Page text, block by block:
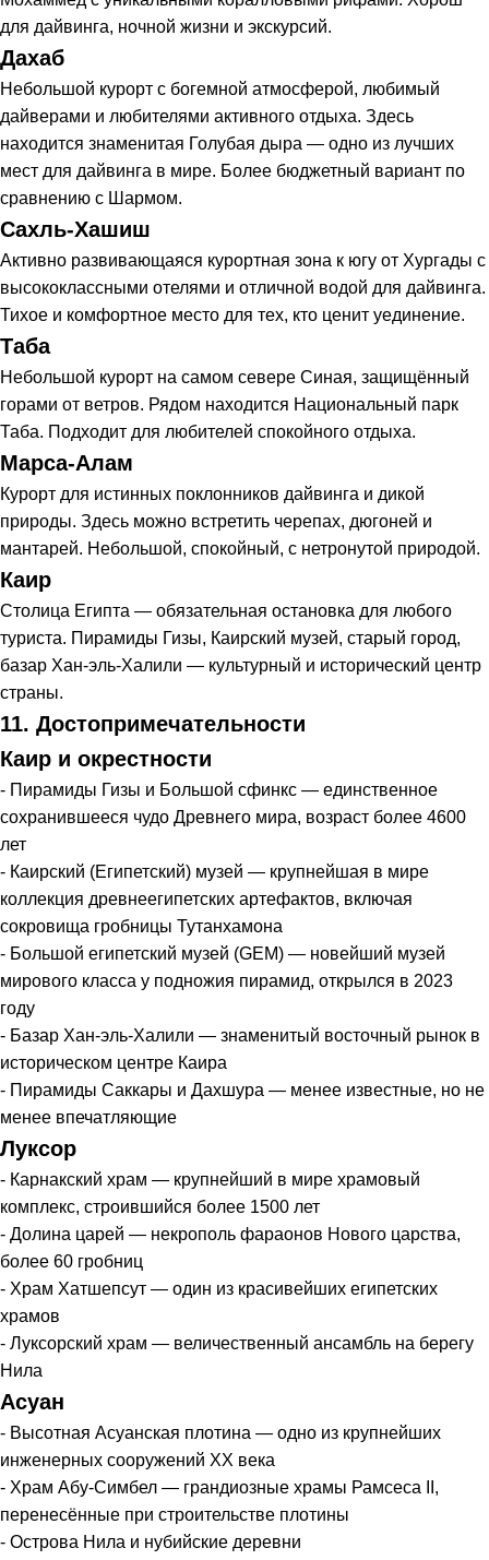
для дайвинга, ночной жизни и экскурсий.
Дахаб
Небольшой курорт с богемной атмосферой, любимый
дайверами и любителями активного отдыха. Здесь
находится знаменитая Голубая дыра — одно из лучших
мест для дайвинга в мире. Более бюджетный вариант по
сравнению с Шармом.
Сахль-Хашиш
Активно развивающаяся курортная зона к югу от Хургады с
высококлассными отелями и отличной водой для дайвинга.
Тихое и комфортное место для тех, кто ценит уединение.
Таба
Небольшой курорт на самом севере Синая, защищённый
горами от ветров. Рядом находится Национальный парк
Таба. Подходит для любителей спокойного отдыха.
Марса-Алам
Курорт для истинных поклонников дайвинга и дикой
природы. Здесь можно встретить черепах, дюгоней и
мантарей. Небольшой, спокойный, с нетронутой природой.
Каир
Столица Египта — обязательная остановка для любого
туриста. Пирамиды Гизы, Каирский музей, старый город,
базар Хан-эль-Халили — культурный и исторический центр
страны.
11. Достопримечательности
Каир и окрестности
- Пирамиды Гизы и Большой сфинкс — единственное
сохранившееся чудо Древнего мира, возраст более 4600
лет
- Каирский (Египетский) музей — крупнейшая в мире
коллекция древнеегипетских артефактов, включая
сокровища гробницы Тутанхамона
- Большой египетский музей (GEM) — новейший музей
мирового класса у подножия пирамид, открылся в 2023
году
- Базар Хан-эль-Халили — знаменитый восточный рынок в
историческом центре Каира
- Пирамиды Саккары и Дахшура — менее известные, но не
менее впечатляющие
Луксор
- Карнакский храм — крупнейший в мире храмовый
комплекс, строившийся более 1500 лет
- Долина царей — некрополь фараонов Нового царства,
более 60 гробниц
- Храм Хатшепсут — один из красивейших египетских
храмов
- Луксорский храм — величественный ансамбль на берегу
Нила
Асуан
- Высотная Асуанская плотина — одно из крупнейших
инженерных сооружений XX века
- Храм Абу-Симбел — грандиозные храмы Рамсеса II,
перенесённые при строительстве плотины
- Острова Нила и нубийские деревни